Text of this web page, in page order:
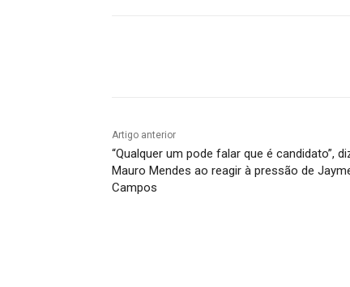
Artigo anterior
“Qualquer um pode falar que é candidato”,
Mauro Mendes ao reagir à pressão de
Campos